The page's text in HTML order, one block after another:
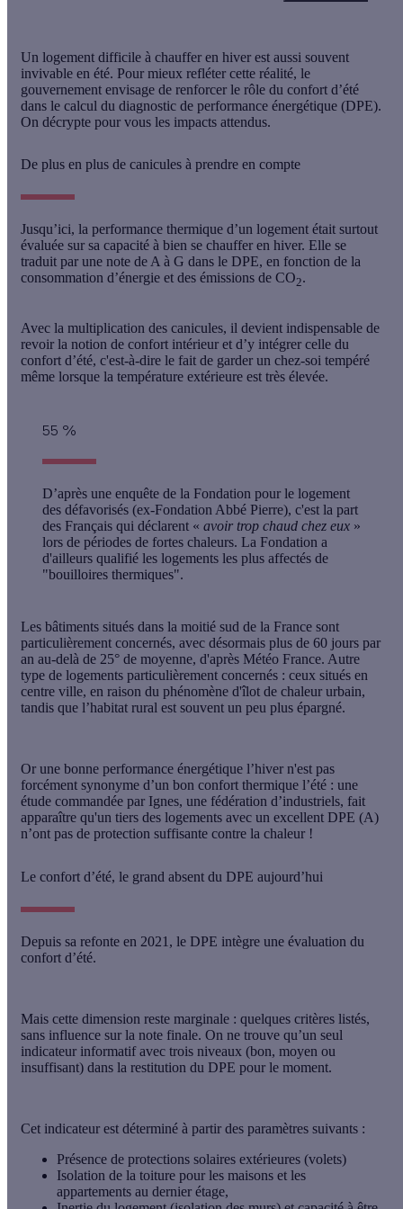
Un logement difficile à chauffer en hiver est aussi souvent
invivable en été. Pour mieux refléter cette réalité, le
gouvernement envisage de renforcer le rôle du confort d’été
dans le calcul du diagnostic de performance énergétique (DPE).
On décrypte pour vous les impacts attendus.
De plus en plus de canicules à prendre en compte
Jusqu’ici, la performance thermique d’un logement était surtout
évaluée sur sa capacité à bien se chauffer en hiver. Elle se
traduit par une note de A à G dans le DPE, en fonction de la
consommation d’énergie et des émissions de CO2.
Avec la multiplication des canicules, il devient indispensable de
revoir la notion de confort intérieur et d’y intégrer celle du
confort d’été, c'est-à-dire le fait de garder un chez-soi tempéré
même lorsque la température extérieure est très élevée.
55 %
D’après une enquête de la Fondation pour le logement
des défavorisés (ex-Fondation Abbé Pierre), c'est la part
des Français qui déclarent « avoir trop chaud chez eux »
lors de périodes de fortes chaleurs. La Fondation a
d'ailleurs qualifié les logements les plus affectés de
"bouilloires thermiques".
Les bâtiments situés dans la moitié sud de la France sont
particulièrement concernés, avec désormais plus de 60 jours par
an au-delà de 25° de moyenne, d'après Météo France. Autre
type de logements particulièrement concernés : ceux situés en
centre ville, en raison du phénomène d'îlot de chaleur urbain,
tandis que l’habitat rural est souvent un peu plus épargné.
Or une bonne performance énergétique l’hiver n'est pas
forcément synonyme d’un bon confort thermique l’été : une
étude commandée par Ignes, une fédération d’industriels, fait
apparaître qu'un tiers des logements avec un excellent DPE (A)
n’ont pas de protection suffisante contre la chaleur !
Le confort d’été, le grand absent du DPE aujourd’hui
Depuis sa refonte en 2021, le DPE intègre une évaluation du
confort d’été.
Mais cette dimension reste marginale : quelques critères listés,
sans influence sur la note finale. On ne trouve qu’un seul
indicateur informatif avec trois niveaux (bon, moyen ou
insuffisant) dans la restitution du DPE pour le moment.
Cet indicateur est déterminé à partir des paramètres suivants :
Présence de protections solaires extérieures (volets)
Isolation de la toiture pour les maisons et les
appartements au dernier étage,